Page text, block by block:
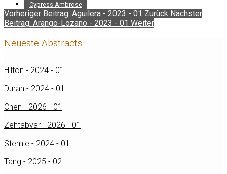
Cypress Ambrose
Vorheriger Beitrag: Aguilera - 2023 - 01 Zurück Nächster
Beitrag: Arango-Lozano - 2023 - 01 Weiter
Neueste Abstracts
Hilton - 2024 - 01
Duran - 2024 - 01
Chen - 2026 - 01
Zehtabvar - 2026 - 01
Stemle - 2024 - 01
Tang - 2025 - 02